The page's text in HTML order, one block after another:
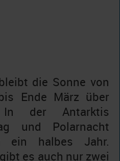
die Sonne von
Ende März über
der Antarktis
und Polarnacht
ein halbes Jahr.
es auch nur zwei